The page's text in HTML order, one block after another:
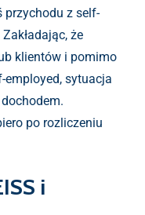
przychodu z self-
że
klientów i pomimo
employed, sytuacja
po rozliczeniu
i